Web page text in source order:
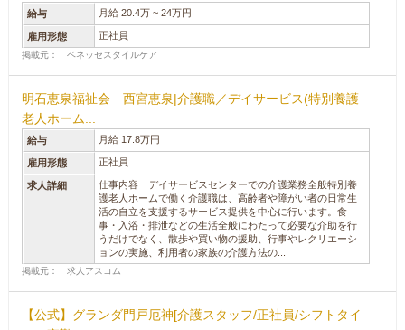
給与 月給 20.4万 ~ 24万円
雇用形態 正社員
掲載元： ベネッセスタイルケア
明石恵泉福祉会 西宮恵泉|介護職／デイサービス(特別養護
老人ホーム...
給与 月給 17.8万円
雇用形態 正社員
求人詳細
仕事内容 デイサービスセンターでの介護業務全般特別養
護老人ホームで働く介護職は、高齢者や障がい者の日常生
活の自立を支援するサービス提供を中心に行います。食
事・入浴・排泄などの生活全般にわたって必要な介助を行
うだけでなく、散歩や買い物の援助、行事やレクリエーシ
ョンの実施、利用者の家族の介護方法の...
掲載元： 求人アスコム
【公式】グランダ門戸厄神[介護スタッフ/正社員/シフトタイ